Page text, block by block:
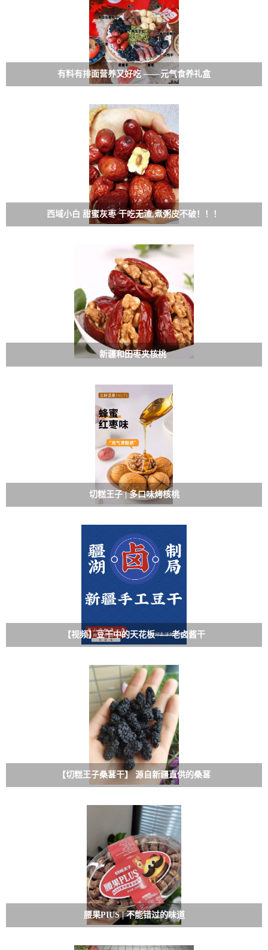
有料有排面营养又好吃 ——元气食养礼盒
西域小白 甜蜜灰枣 干吃无渣,煮粥皮不破！！！
新疆和田枣夹核桃 ​​​
切糕王子 | 多口味烤核桃
【视频】豆干中的天花板——老卤酱干
【切糕王子桑葚干】 源自新疆直供的桑葚
腰果PIUS | 不能错过的味道